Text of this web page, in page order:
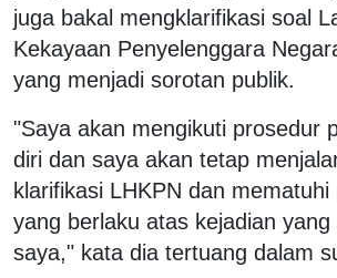
juga bakal mengklarifikasi soal
Kekayaan Penyelenggara
yang menjadi sorotan publik.
"Saya akan mengikuti prosedur
diri dan saya akan tetap
klarifikasi LHKPN dan
yang berlaku atas kejadian
saya," kata dia tertuang dalam